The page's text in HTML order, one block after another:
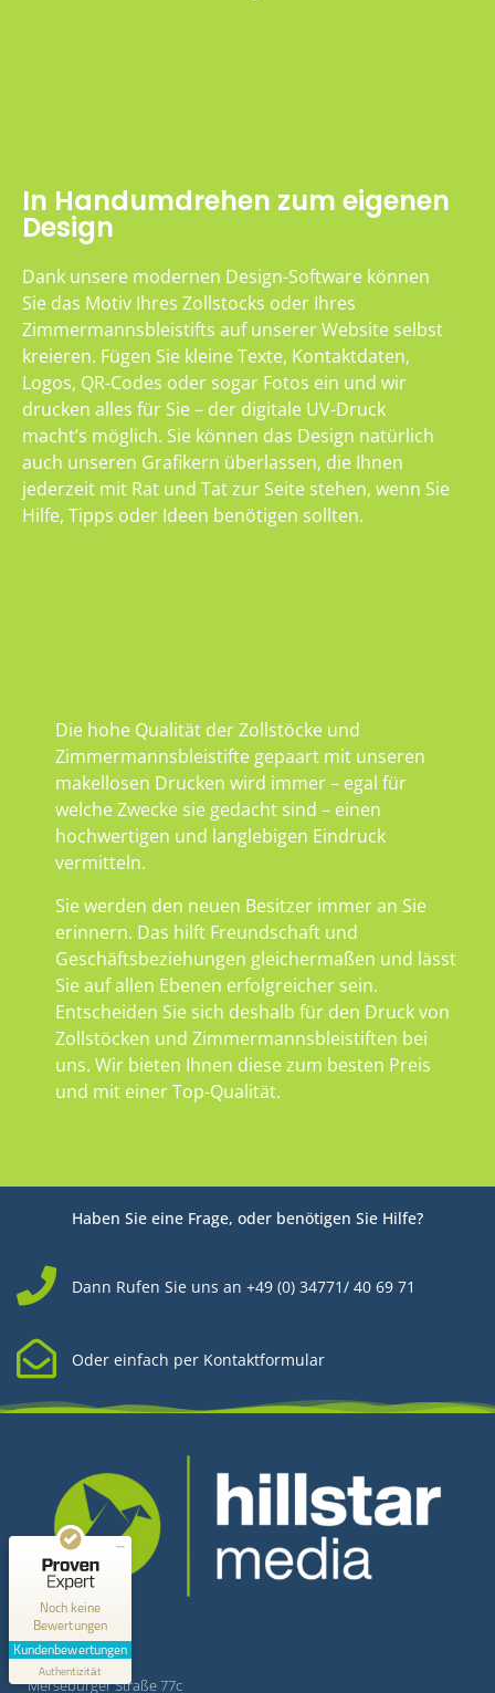
In Handumdrehen zum eigenen
Design
Dank unsere modernen Design-Software können
Sie das Motiv Ihres Zollstocks oder Ihres
Zimmermannsbleistifts auf unserer Website selbst
kreieren. Fügen Sie kleine Texte, Kontaktdaten,
Logos, QR-Codes oder sogar Fotos ein und wir
drucken alles für Sie – der digitale UV-Druck
macht’s möglich. Sie können das Design natürlich
auch unseren Grafikern überlassen, die Ihnen
jederzeit mit Rat und Tat zur Seite stehen, wenn Sie
Hilfe, Tipps oder Ideen benötigen sollten.
Die hohe Qualität der Zollstöcke und
Zimmermannsbleistifte gepaart mit unseren
makellosen Drucken wird immer – egal für
welche Zwecke sie gedacht sind – einen
hochwertigen und langlebigen Eindruck
vermitteln.
Sie werden den neuen Besitzer immer an Sie
erinnern. Das hilft Freundschaft und
Geschäftsbeziehungen gleichermaßen und lässt
Sie auf allen Ebenen erfolgreicher sein.
Entscheiden Sie sich deshalb für den Druck von
Zollstöcken und Zimmermannsbleistiften bei
uns. Wir bieten Ihnen diese zum besten Preis
und mit einer Top-Qualität.
Haben Sie eine Frage, oder benötigen Sie Hilfe?
Dann Rufen Sie uns an +49 (0) 34771/ 40 69 71
Oder einfach per Kontaktformular
Kontakt
Hillstar Media
Merseburger Straße 77c
Noch keine
Bewertungen
Kundenbewertungen
Authentizität
Kundenbewertungen und Erfahrungen zu
Hillstar Media
MANGELHAFT
0,00 / 5,00
Erfahren Sie mehr über dieses Bewertungssiegel
Profil ansehen